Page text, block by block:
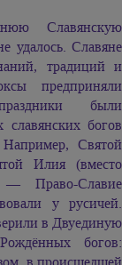
Славянскую
удалось. Славяне
традиций и
предприняли
были
славянских богов
Святой
Илия (вместо
— Право-Славие
у русичей.
в Двуединую
богов: